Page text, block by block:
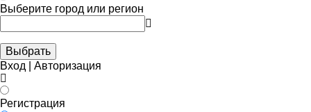
Выберите город или регион
Выбрать
Вход | Авторизация
Регистрация